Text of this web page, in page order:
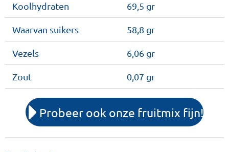
Koolhydraten 69,5 gr
Waarvan suikers 58,8 gr
Vezels 6,06 gr
Zout 0,07 gr
Probeer ook onze fruitmix fijn!